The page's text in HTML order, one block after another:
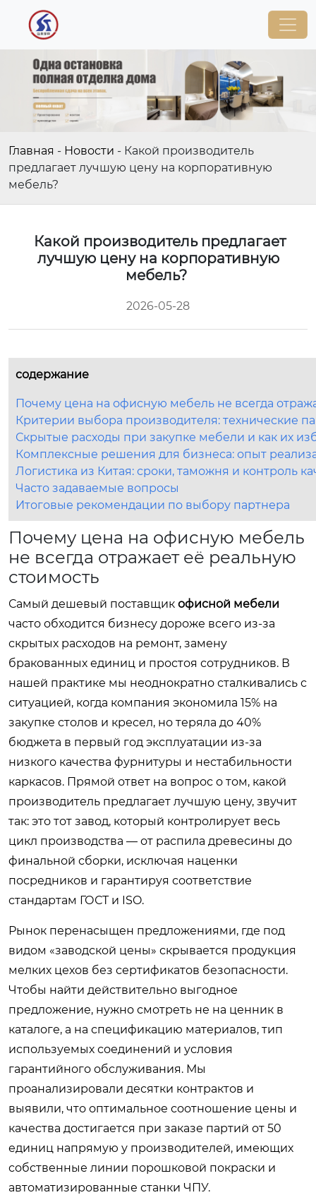
Главная - Новости - Какой производитель
предлагает лучшую цену на корпоративную
мебель?
Какой производитель предлагает
лучшую цену на корпоративную
мебель?
2026-05-28
содержание
Почему цена на офисную мебель не всегда
Критерии выбора производителя: технические
Скрытые расходы при закупке мебели и как их
Комплексные решения для бизнеса: опыт
Логистика из Китая: сроки, таможня и контроль
Часто задаваемые вопросы
Итоговые рекомендации по выбору партнера
Почему цена на офисную мебель
не всегда отражает её реальную
стоимость
Самый дешевый поставщик офисной мебели
часто обходится бизнесу дороже всего из-за
скрытых расходов на ремонт, замену
бракованных единиц и простоя сотрудников. В
нашей практике мы неоднократно сталкивались с
ситуацией, когда компания экономила 15% на
закупке столов и кресел, но теряла до 40%
бюджета в первый год эксплуатации из-за
низкого качества фурнитуры и нестабильности
каркасов. Прямой ответ на вопрос о том, какой
производитель предлагает лучшую цену, звучит
так: это тот завод, который контролирует весь
цикл производства — от распила древесины до
финальной сборки, исключая наценки
посредников и гарантируя соответствие
стандартам ГОСТ и ISO.
Рынок перенасыщен предложениями, где под
видом «заводской цены» скрывается продукция
мелких цехов без сертификатов безопасности.
Чтобы найти действительно выгодное
предложение, нужно смотреть не на ценник в
каталоге, а на спецификацию материалов, тип
используемых соединений и условия
гарантийного обслуживания. Мы
проанализировали десятки контрактов и
выявили, что оптимальное соотношение цены и
качества достигается при заказе партий от 50
единиц напрямую у производителей, имеющих
собственные линии порошковой покраски и
автоматизированные станки ЧПУ.